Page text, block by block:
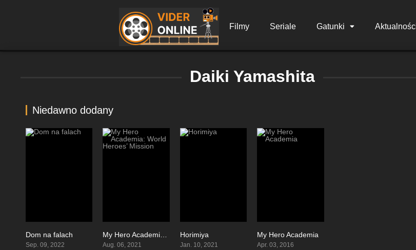
Filmy Seriale Gatunki
Daiki Yamashita
Niedawno dodany
Dom na falach
Sep. 09, 2022
7.1
Aug. 06, 2021
Horimiya
Jan. 10, 2021
8.725
My Hero Academia
Apr. 03, 2016